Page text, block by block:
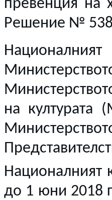
превенция на
Решение № 538
на
Националният
до 1 юни 2018